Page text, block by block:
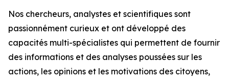
Nos chercheurs, analystes et scientifiques sont
passionnément curieux et ont développé des
capacités multi-spécialistes qui permettent de fournir
des informations et des analyses poussées sur les
actions, les opinions et les motivations des citoyens,